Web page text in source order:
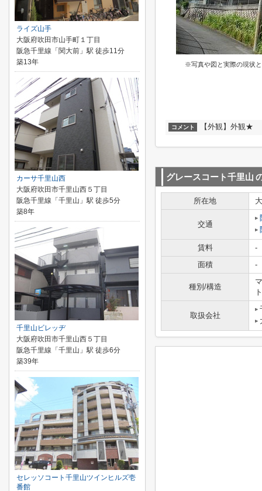
※写真や図と実際の現状
コメント 【外観】外観★
グレースコート千里山
所在地
交通
賃料
-
面積
-
種別/構造
ト
取扱会社
ライズ山手
大阪府吹田市山手町１丁目
阪急千里線「関大前」駅 徒歩11分
築13年
カーサ千里山西
大阪府吹田市千里山西５丁目
阪急千里線「千里山」駅 徒歩5分
築8年
千里山ビレッヂ
大阪府吹田市千里山西５丁目
阪急千里線「千里山」駅 徒歩6分
築39年
セレッソコート千里山ツインヒルズ壱
番館